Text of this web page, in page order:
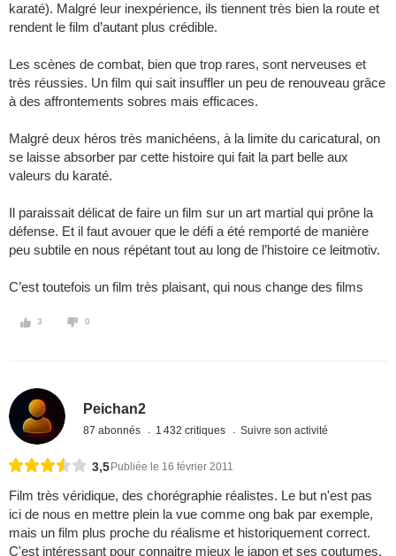
karaté). Malgré leur inexpérience, ils tiennent très bien la route et
rendent le film d’autant plus crédible.
Les scènes de combat, bien que trop rares, sont nerveuses et
très réussies. Un film qui sait insuffler un peu de renouveau grâce
à des affrontements sobres mais efficaces.
Malgré deux héros très manichéens, à la limite du caricatural, on
se laisse absorber par cette histoire qui fait la part belle aux
valeurs du karaté.
Il paraissait délicat de faire un film sur un art martial qui prône la
défense. Et il faut avouer que le défi a été remporté de manière
peu subtile en nous répétant tout au long de l’histoire ce leitmotiv.
C’est toutefois un film très plaisant, qui nous change des films
3 0
Peichan2
87 abonnés 1 432 critiques Suivre son activité
3,5 Publiée le 16 février 2011
Film très véridique, des chorégraphie réalistes. Le but n'est pas
ici de nous en mettre plein la vue comme ong bak par exemple,
mais un film plus proche du réalisme et historiquement correct.
C'est intéressant pour connaitre mieux le japon et ses coutumes.